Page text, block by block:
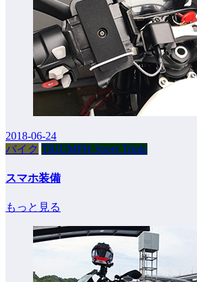
2018-06-24
バイク TRIUMPH Street Triple
スマホ装備
もっと見る